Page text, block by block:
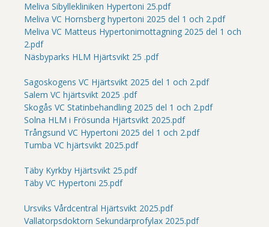
Meliva Sibyllekliniken Hypertoni 25.pdf
Meliva VC Hornsberg hypertoni 2025 del 1 och 2.pdf
Meliva VC Matteus Hypertonimottagning 2025 del 1 och
2.pdf
Näsbyparks HLM Hjärtsvikt 25 .pdf
Sagoskogens VC Hjärtsvikt 2025 del 1 och 2.pdf
Salem VC hjärtsvikt 2025 .pdf
Skogås VC Statinbehandling 2025 del 1 och 2.pdf
Solna HLM i Frösunda Hjärtsvikt 2025.pdf
Trångsund VC Hypertoni 2025 del 1 och 2.pdf
Tumba VC hjärtsvikt 2025.pdf
Täby Kyrkby Hjärtsvikt 25.pdf
Täby VC Hypertoni 25.pdf
Ursviks Vårdcentral Hjärtsvikt 2025.pdf
Vallatorpsdoktorn Sekundärprofylax 2025.pdf